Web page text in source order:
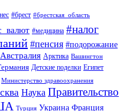
#брест #брестская_область
#медицина #налог
#пенсия #подорожание
Австралия Арктика Вашингтон
Детские поделки Египет
Министерство здравоохранения
Наука Правительство
Турция Украина Франция